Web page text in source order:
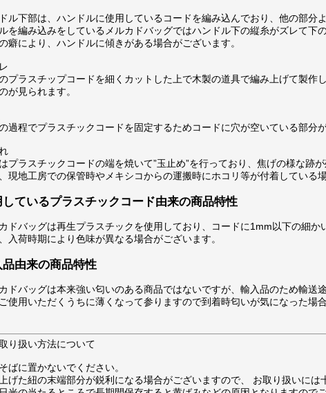
ル下部は、ハンドルに使用しているコードを編み込んでおり、他の部分
を編み込みをしているメルカドバッグではハンドル下の縦糸がズレて
癖により、ハンドルに傾きがある場合がございます。
プラスチップコードを細くカットした上で木製の道具で編み上げて製作
が見られます。
過程でプラスチックコードを固定するためコードに穴が空いている部分
プラスチックコードの端を焼いて”玉止め”を行っており、焦げの様な跡
現地工房での保管時やメキシコからの運搬時にホコリ等が付着している
しているプラスチックコード由来の商品特性
ドバッグは再生プラスチックを使用しており、コードに1mm以下の細
入荷時期により色味が異なる場合がございます。
品由来の商品特性
ドバッグは本来強い匂いのある商品ではないですが、輸入品のため輸
使用いただくうちに薄くなって参りますので到着時匂いが気になった場
り扱い方法について
ばに置かないでください。
げた紐の末端部分が鋭利になる場合がございますので、 お取り扱いには